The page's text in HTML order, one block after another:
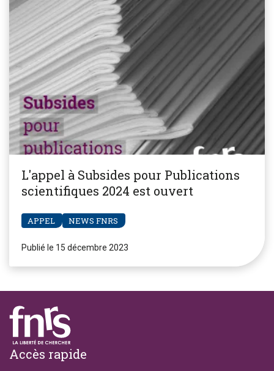
L'appel à Subsides pour Publications
scientifiques 2024 est ouvert
APPEL NEWS FNRS
Publié le 15 décembre 2023
Footer
Accès rapide